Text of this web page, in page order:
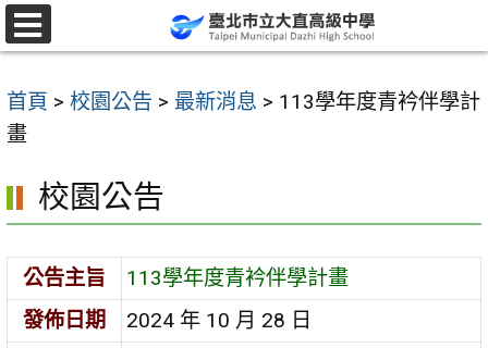
跳
至
要
內
區
首頁 > 校園公告 > 最新消息 > 113學年度青衿伴學計
畫
校園公告
公告主旨
113學年度青衿伴學計畫
發佈日期
2024 年 10 月 28 日
選
單